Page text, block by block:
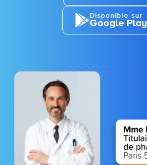
Disponible sur
Google Play